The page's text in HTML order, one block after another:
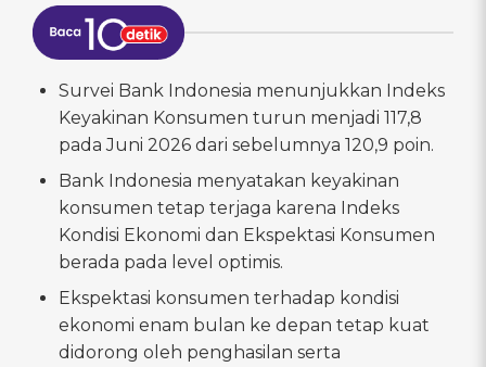
Survei Bank Indonesia menunjukkan Indeks
Keyakinan Konsumen turun menjadi 117,8
pada Juni 2026 dari sebelumnya 120,9 poin.
Bank Indonesia menyatakan keyakinan
konsumen tetap terjaga karena Indeks
Kondisi Ekonomi dan Ekspektasi Konsumen
berada pada level optimis.
Ekspektasi konsumen terhadap kondisi
ekonomi enam bulan ke depan tetap kuat
didorong oleh penghasilan serta